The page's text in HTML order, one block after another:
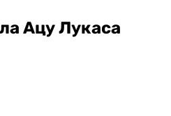
Ацу Лукаса